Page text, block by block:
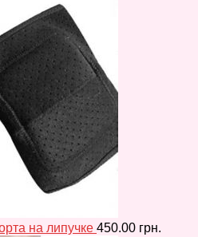
на липучке 450.00 грн.